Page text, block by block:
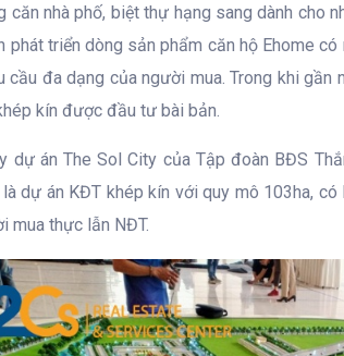
căn nhà phố, biệt thự hạng sang dành cho
phát triển dòng sản phẩm căn hộ Ehome
cầu đa dạng của người mua. Trong khi
kín được đầu tư bài bản.
dự án The Sol City của Tập đoàn BĐS
dự án KĐT khép kín với quy mô 103ha,
mua thực lẫn NĐT.